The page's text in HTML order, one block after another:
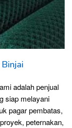
adalah penjual
siap melayani
pagar pembatas,
peternakan,